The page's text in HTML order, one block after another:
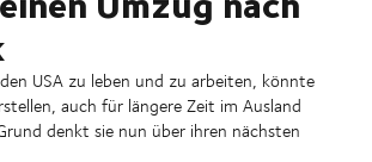
USA zu leben und zu arbeiten, könnte
auch für längere Zeit im Ausland
denkt sie nun über ihren nächsten